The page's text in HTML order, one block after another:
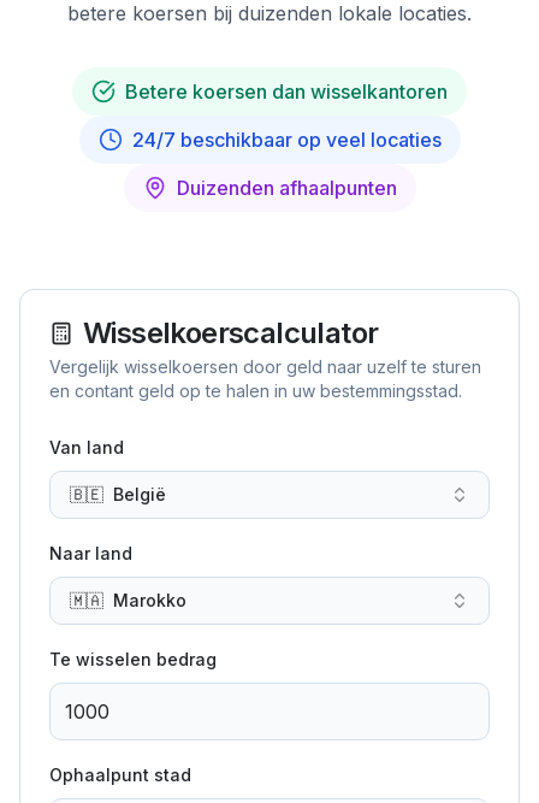
betere koersen bij duizenden lokale locaties.
Betere koersen dan wisselkantoren
24/7 beschikbaar op veel locaties
Duizenden afhaalpunten
Wisselkoerscalculator
Vergelijk wisselkoersen door geld naar uzelf te sturen
en contant geld op te halen in uw bestemmingsstad.
Van land
🇧🇪 België
Naar land
🇲🇦 Marokko
Te wisselen bedrag
Ophaalpunt stad